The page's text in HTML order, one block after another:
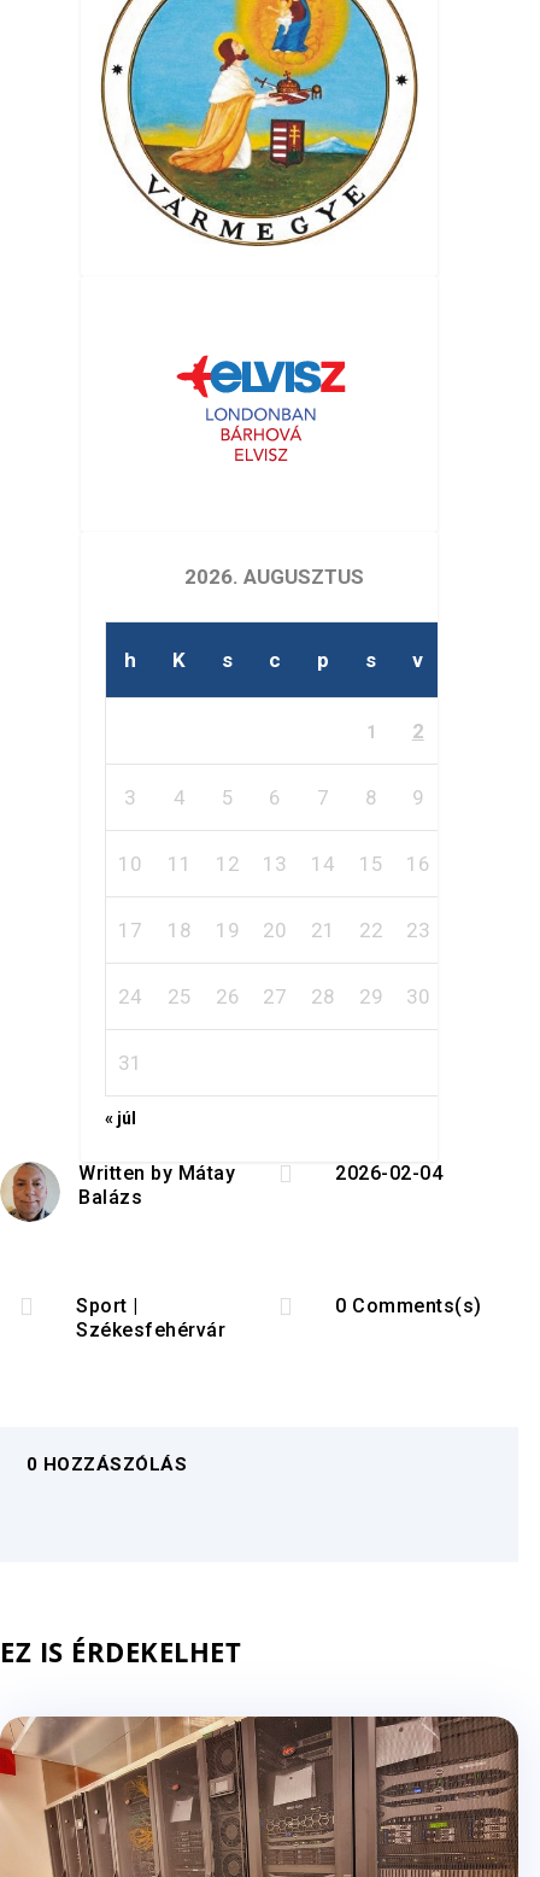
2026. AUGUSZTUS
h K s c p s v
1 2
3 4 5 6 7 8 9
10 11 12 13 14 15 16
17 18 19 20 21 22 23
24 25 26 27 28 29 30
31
« júl
Written by Mátay
Balázs
 2026-02-04
 Sport |
Székesfehérvár
 0 Comments(s)
0 HOZZÁSZÓLÁS
EZ IS ÉRDEKELHET